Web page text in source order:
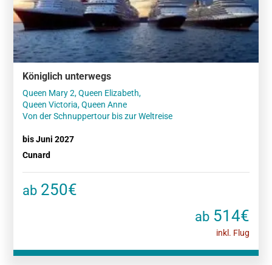
Königlich unterwegs
Queen Mary 2, Queen Elizabeth,
Queen Victoria, Queen Anne
Von der Schnuppertour bis zur Weltreise
bis Juni 2027
Cunard
ab 250€
ab514€
inkl. Flug